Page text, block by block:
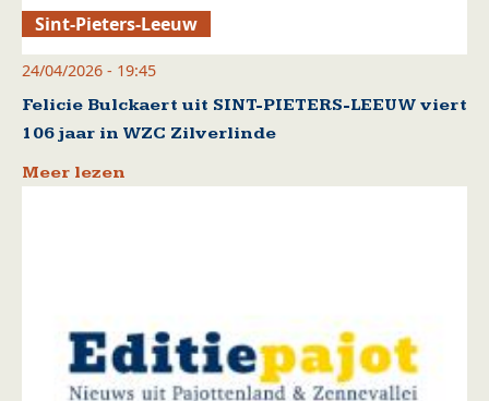
Sint-Pieters-Leeuw
24/04/2026 - 19:45
Felicie Bulckaert uit SINT-PIETERS-LEEUW viert
106 jaar in WZC Zilverlinde
Meer lezen